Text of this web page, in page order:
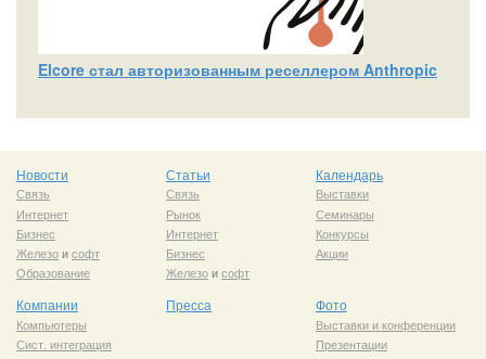
Elcore стал авторизованным реселлером Anthropic
Новости
Связь
Интернет
Бизнес
Железоисофт
Образование
Статьи
Связь
Рынок
Интернет
Бизнес
Железоисофт
Календарь
Выставки
Семинары
Конкурсы
Акции
Компании
Компьютеры
Сист. интеграция
Пресса Фото
Выставки и конференции
Презентации